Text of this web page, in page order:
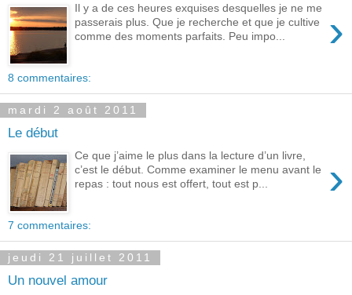
›
Il y a de ces heures exquises desquelles je ne me
passerais plus. Que je recherche et que je cultive
comme des moments parfaits. Peu impo...
8 commentaires:
mardi 2 août 2011
Le début
›
Ce que j’aime le plus dans la lecture d’un livre,
c’est le début. Comme examiner le menu avant le
repas : tout nous est offert, tout est p...
7 commentaires:
jeudi 21 juillet 2011
Un nouvel amour